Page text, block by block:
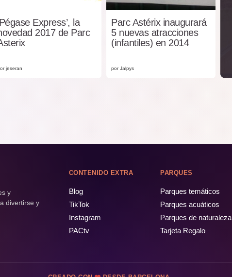
Express’, la
2017 de Parc
jeseran
Parc Astérix inaugurará
5 nuevas atracciones
(infantiles) en 2014
por Jalpys
y
divertirse y
CONTENIDO EXTRA
Blog
TikTok
Instagram
PACtv
PARQUES
Parques temáticos
Parques acuáticos
Parques de naturaleza
Tarjeta Regalo